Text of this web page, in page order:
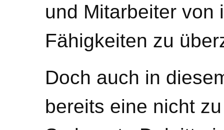
und Mitarbeiter von
Fähigkeiten zu
Doch auch in
bereits eine nicht